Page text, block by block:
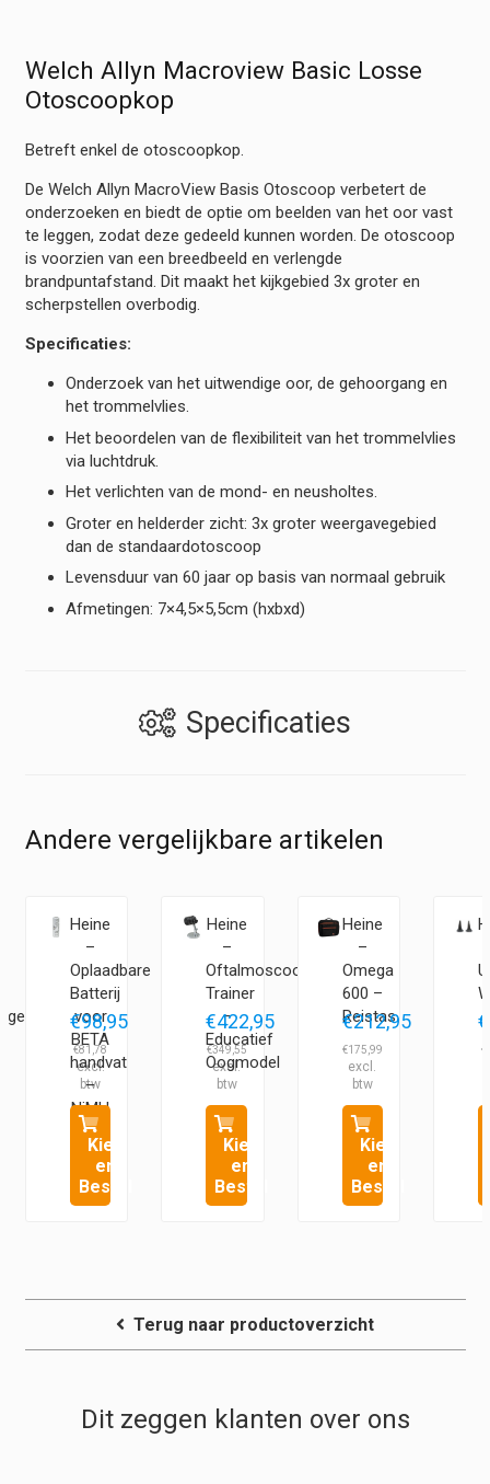
Welch Allyn Macroview Basic Losse
Otoscoopkop
Betreft enkel de otoscoopkop.
De Welch Allyn MacroView Basis Otoscoop verbetert de
onderzoeken en biedt de optie om beelden van het oor vast
te leggen, zodat deze gedeeld kunnen worden. De otoscoop
is voorzien van een breedbeeld en verlengde
brandpuntafstand. Dit maakt het kijkgebied 3x groter en
scherpstellen overbodig.
Specificaties:
Onderzoek van het uitwendige oor, de gehoorgang en
het trommelvlies.
Het beoordelen van de flexibiliteit van het trommelvlies
via luchtdruk.
Het verlichten van de mond- en neusholtes.
Groter en helderder zicht: 3x groter weergavegebied
dan de standaardotoscoop
Levensduur van 60 jaar op basis van normaal gebruik
Afmetingen: 7×4,5×5,5cm (hxbxd)
Specificaties
Andere vergelijkbare artikelen
Heine
–
Oplaadbare
Batterij
voor
BETA
handvat
–
NiMH
3,5V
€98,95
€81,78
Kies
en
Bestel
Heine
–
Oftalmoscoop
Trainer
–
Educatief
Oogmodel
€422,95
€349,55
Kies
en
Bestel
Heine
–
Omega
600 –
Reistas
€212,95
€175,99
Kies
en
Bestel
€
€
Terug naar productoverzicht
Dit zeggen klanten over ons